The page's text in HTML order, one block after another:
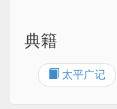
典籍
太平广记